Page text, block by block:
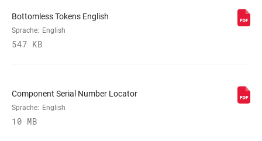
ABSTIMMUNG
SCHAFT-ÖSE Bearing, n/a, Standard, Trunnion
Bottomless Tokens English
Sprache: English
547 KB
Component Serial Number Locator
Sprache: English
10 MB